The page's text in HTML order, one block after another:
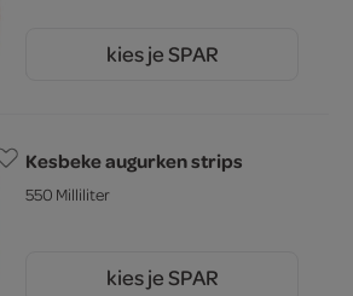
kies je SPAR
Kesbeke augurken strips
550 Milliliter
kies je SPAR